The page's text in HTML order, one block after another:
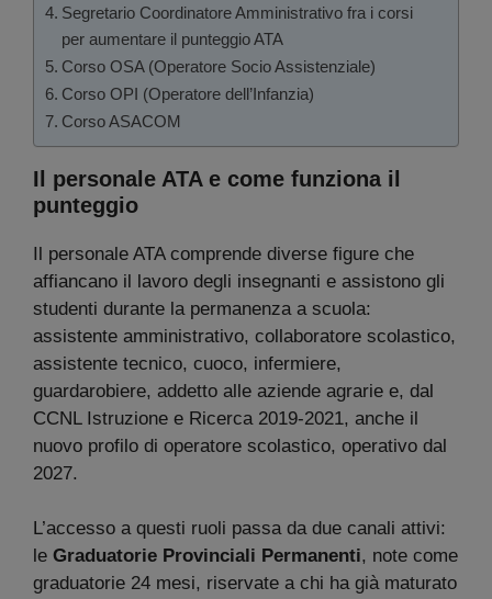
Segretario Coordinatore Amministrativo fra i corsi
per aumentare il punteggio ATA
Corso OSA (Operatore Socio Assistenziale)
Corso OPI (Operatore dell’Infanzia)
Corso ASACOM
Il personale ATA e come funziona il
punteggio
Il personale ATA comprende diverse figure che
affiancano il lavoro degli insegnanti e assistono gli
studenti durante la permanenza a scuola:
assistente amministrativo, collaboratore scolastico,
assistente tecnico, cuoco, infermiere,
guardarobiere, addetto alle aziende agrarie e, dal
CCNL Istruzione e Ricerca 2019-2021, anche il
nuovo profilo di operatore scolastico, operativo dal
2027.
L’accesso a questi ruoli passa da due canali attivi:
le Graduatorie Provinciali Permanenti, note come
graduatorie 24 mesi, riservate a chi ha già maturato